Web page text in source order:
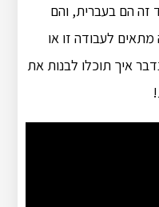
זה הם בעברית, והם
לעבודה זו או
איך תוכלו לבנות את